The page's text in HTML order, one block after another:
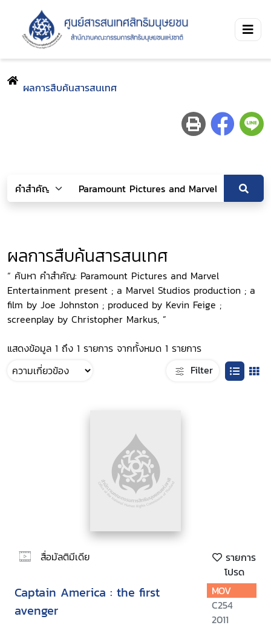
ผลการสืบค้นสารสนเทศ
ผลการสืบค้นสารสนเทศ
“ ค้นหา คำสำคัญ: Paramount Pictures and Marvel
Entertainment present ; a Marvel Studios production ; a
film by Joe Johnston ; produced by Kevin Feige ;
screenplay by Christopher Markus, ”
แสดงข้อมูล 1 ถึง 1 รายการ จากทั้งหมด 1 รายการ
Filter
สื่อมัลติมีเดีย
รายการ
โปรด
Captain America : the first
avenger
MOV
C254
2011